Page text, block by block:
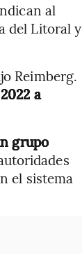
al
del Litoral y
Reimberg.
a
grupo
el sistema